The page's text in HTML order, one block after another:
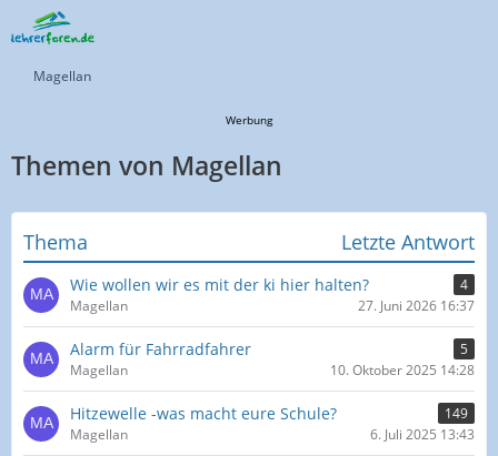
Magellan
Werbung
Themen von Magellan
Thema Letzte Antwort
Wie wollen wir es mit der ki hier halten?
4
Magellan
27. Juni 2026 16:37
Alarm für Fahrradfahrer
5
Magellan
10. Oktober 2025 14:28
Hitzewelle -was macht eure Schule?
149
Magellan
6. Juli 2025 13:43